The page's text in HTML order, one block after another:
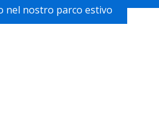
nel nostro parco estivo